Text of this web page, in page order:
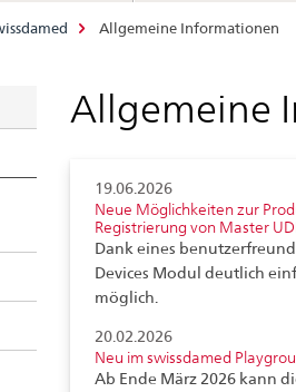
Allgemeine Informationen
Allgemeine
19.06.2026
Neue Möglichkeiten zur
Registrierung von Master
Dank eines
Devices Modul deutlich
möglich.
20.02.2026
Neu im swissdamed
Ab Ende März 2026 kann